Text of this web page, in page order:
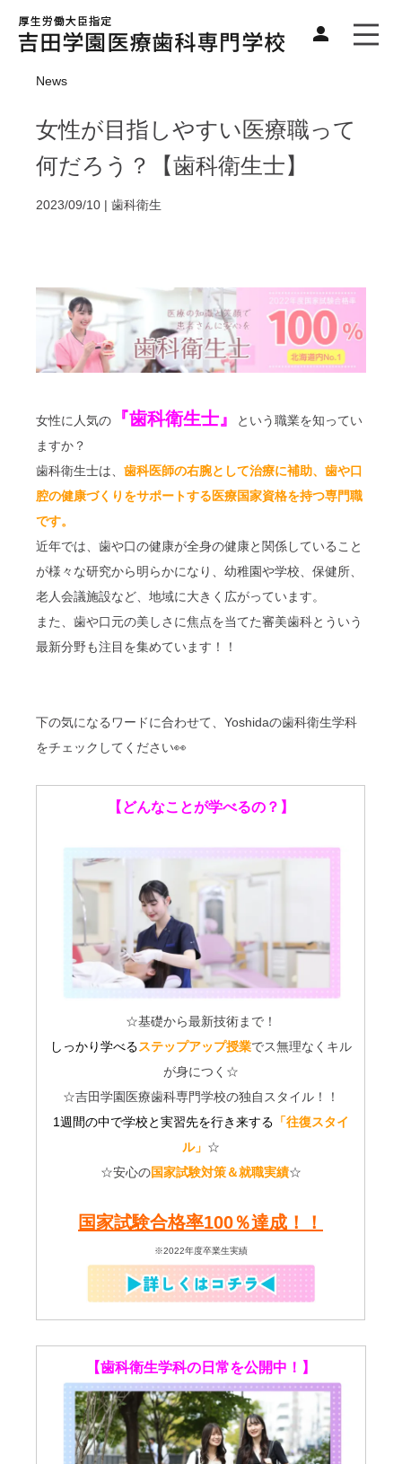
News
女性が目指しやすい医療職って
何だろう？【歯科衛生士】
2023/09/10 | 歯科衛生
女性に人気の 『歯科衛生士』
という職業を知ってい
ますか？
歯科衛生士は、 歯科医師の右腕として治療に補助、歯や口
腔の健康づくりをサポートする医療国家資格を持つ専門職
です。
近年では、歯や口の健康が全身の健康と関係していること
が様々な研究から明らかになり、幼稚園や学校、保健所、
老人会議施設など、地域に大きく広がっています。
また、歯や口元の美しさに焦点を当てた審美歯科とういう
最新分野も注目を集めています！！
下の気になるワードに合わせて、Yoshidaの歯科衛生学科
をチェックしてください👀
【どんなことが学べるの？】
☆基礎から最新技術まで！
しっかり学べるステップアップ授業でス無理なくキル
が身につく☆
☆吉田学園医療歯科専門学校の独自スタイル！！
1週間の中で学校と実習先を行き来する 「往復スタイ
ル」 ☆
☆安心の国家試験対策＆就職実績☆
国家試験合格率100％達成！！
※2022年度卒業生実績
【歯科衛生学科の日常を公開中！】